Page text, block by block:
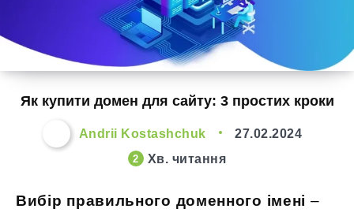
Як купити домен для сайту: 3 простих кроки
Andrii Kostashchuk 27.02.2024
2 Хв. читання
Вибір правильного доменного імені –